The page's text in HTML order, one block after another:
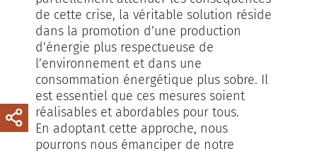
de cette crise, la véritable solution réside
dans la promotion d’une production
d’énergie plus respectueuse de
l’environnement et dans une
consommation énergétique plus sobre. Il
est essentiel que ces mesures soient
réalisables et abordables pour tous.
En adoptant cette approche, nous
pourrons nous émanciper de notre